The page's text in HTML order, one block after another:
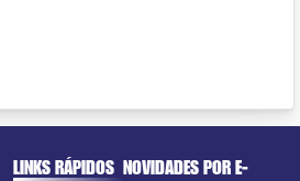
LINKS RÁPIDOS NOVIDADES POR E-